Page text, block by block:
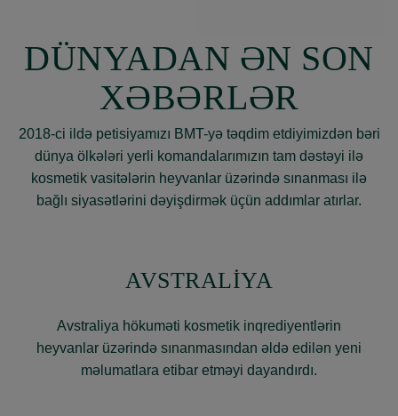
DÜNYADAN ƏN SON
XƏBƏRLƏR
2018-ci ildə petisiyamızı BMT-yə təqdim etdiyimizdən bəri
dünya ölkələri yerli komandalarımızın tam dəstəyi ilə
kosmetik vasitələrin heyvanlar üzərində sınanması ilə
bağlı siyasətlərini dəyişdirmək üçün addımlar atırlar.
AVSTRALİYA
Avstraliya hökuməti kosmetik inqrediyentlərin
heyvanlar üzərində sınanmasından əldə edilən yeni
məlumatlara etibar etməyi dayandırdı.